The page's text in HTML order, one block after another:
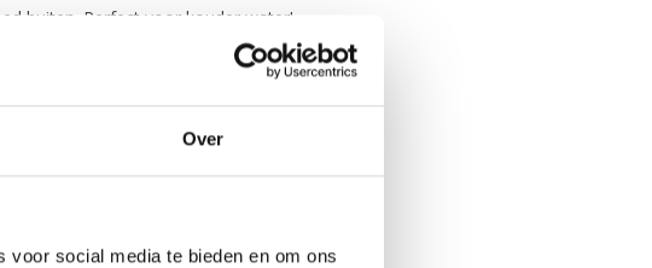
Over
social media te bieden en om ons
buiten. Perfect voor kouder water!